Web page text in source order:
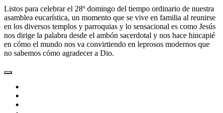
Listos para celebrar el 28º domingo del tiempo ordinario de nuestra
asamblea eucarística, un momento que se vive en familia al reunirse
en los diversos templos y parroquias y lo sensacional es como Jesús
nos dirige la palabra desde el ambón sacerdotal y nos hace hincapié
en cómo el mundo nos va convirtiendo en leprosos modernos que
no sabemos cómo agradecer a Dio.